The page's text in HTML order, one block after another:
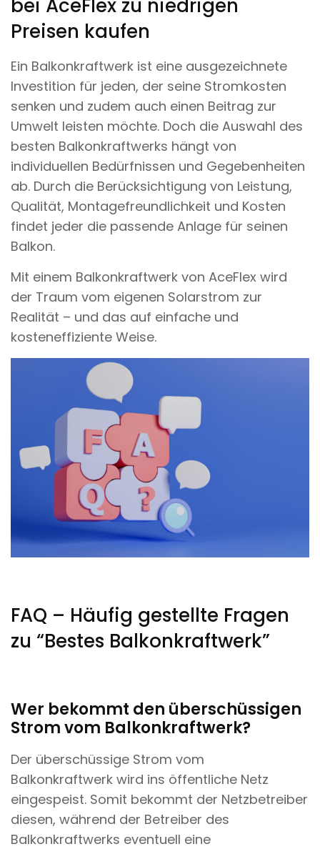
bei AceFlex zu niedrigen
Preisen kaufen
Ein Balkonkraftwerk ist eine ausgezeichnete
Investition für jeden, der seine Stromkosten
senken und zudem auch einen Beitrag zur
Umwelt leisten möchte. Doch die Auswahl des
besten Balkonkraftwerks hängt von
individuellen Bedürfnissen und Gegebenheiten
ab. Durch die Berücksichtigung von Leistung,
Qualität, Montagefreundlichkeit und Kosten
findet jeder die passende Anlage für seinen
Balkon.
Mit einem Balkonkraftwerk von AceFlex wird
der Traum vom eigenen Solarstrom zur
Realität – und das auf einfache und
kosteneffiziente Weise.
FAQ – Häufig gestellte Fragen
zu “Bestes Balkonkraftwerk”
Wer bekommt den überschüssigen
Strom vom Balkonkraftwerk?
Der überschüssige Strom vom
Balkonkraftwerk wird ins öffentliche Netz
eingespeist. Somit bekommt der Netzbetreiber
diesen, während der Betreiber des
Balkonkraftwerks eventuell eine